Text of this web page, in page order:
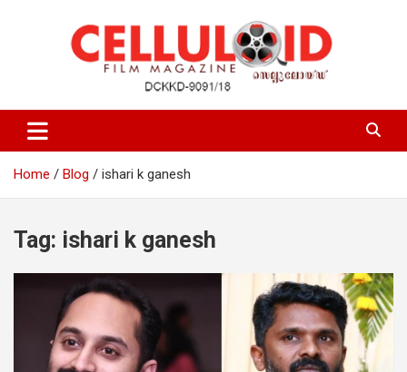
celluloid
Home Blog ishari k ganesh
Tag: ishari k ganesh